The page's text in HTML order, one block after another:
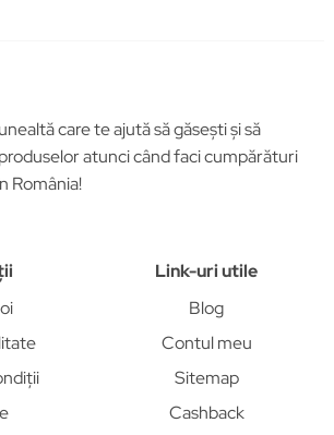
care te ajută să găsești și să
atunci când faci cumpărături
România!
Link-uri utile
Blog
Contul meu
Sitemap
Cashback